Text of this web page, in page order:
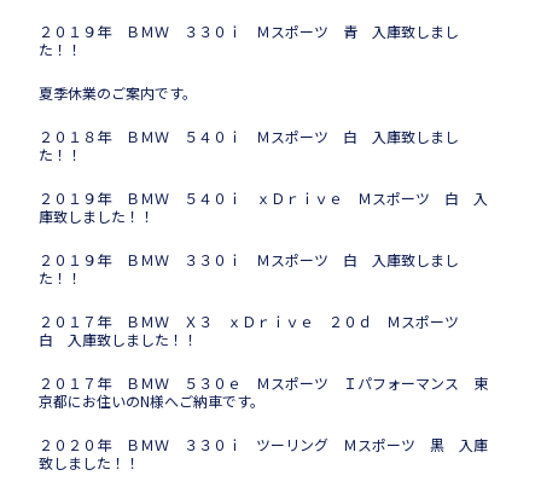
２０１９年 ＢＭＷ ３３０ｉ Ｍスポーツ 青 入庫致しまし
た！！
夏季休業のご案内です。
２０１８年 ＢＭＷ ５４０ｉ Ｍスポーツ 白 入庫致しまし
た！！
２０１９年 ＢＭＷ ５４０ｉ ｘＤｒｉｖｅ Ｍスポーツ 白 入
庫致しました！！
２０１９年 ＢＭＷ ３３０ｉ Ｍスポーツ 白 入庫致しまし
た！！
２０１７年 ＢＭＷ Ｘ３ ｘＤｒｉｖｅ ２０ｄ Ｍスポーツ
白 入庫致しました！！
２０１７年 ＢＭＷ ５３０ｅ Ｍスポーツ Ｉパフォーマンス 東
京都にお住いのN様へご納車です。
２０２０年 ＢＭＷ ３３０ｉ ツーリング Ｍスポーツ 黒 入庫
致しました！！